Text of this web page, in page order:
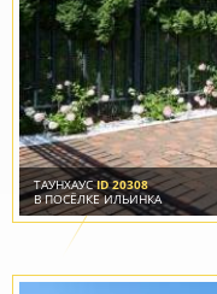
ТАУНХАУСID 20308
В ПОСЁЛКЕ ИЛЬИНКА